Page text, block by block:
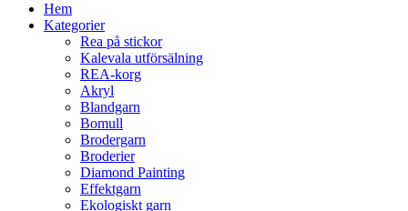
Hem
Kategorier
Rea på stickor
Kalevala utförsälning
REA-korg
Akryl
Blandgarn
Bomull
Brodergarn
Broderier
Diamond Painting
Effektgarn
Ekologiskt garn